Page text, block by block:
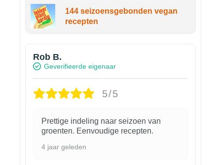
144 seizoensgebonden vegan
recepten
Rob B.
Geverifieerde eigenaar
5/5
Prettige indeling naar seizoen van
groenten. Eenvoudige recepten.
4 jaar geleden